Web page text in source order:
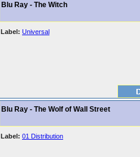
Blu Ray - The Witch
Label: Universal
Blu Ray - The Wolf of Wall Street
Label: 01 Distribution